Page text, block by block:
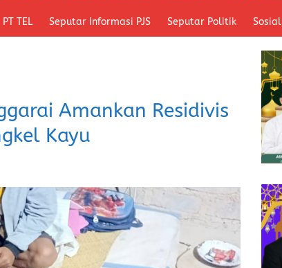
PT TEL Seputar Informasi PJS Seputar Politik Sosial
Amankan Residivis
Kayu